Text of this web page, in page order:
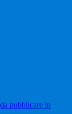
pubblicare in